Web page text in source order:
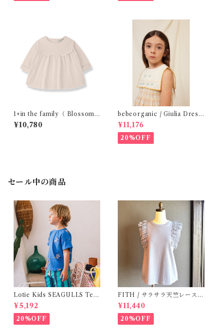
1+in the family（ Blossom
)/FINA( 12・24m )
¥10,780
bebeorganic / Giulia Dress
Lagoon Check (2-6y)
¥11,176
20%OFF
セール中の商品
Lotie Kids SEAGULLS Tee
(12m- 8Y)
¥5,192
20%OFF
FITH / サラサラ天竺レースT
シャツ (BL) / 145・155
¥11,440
20%OFF